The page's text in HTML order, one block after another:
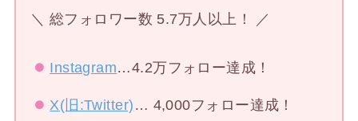
＼ 総フォロワー数 5.7万人以上！ ／
Instagram…4.2万フォロー達成！
X(旧:Twitter) … 4,000フォロー達成！